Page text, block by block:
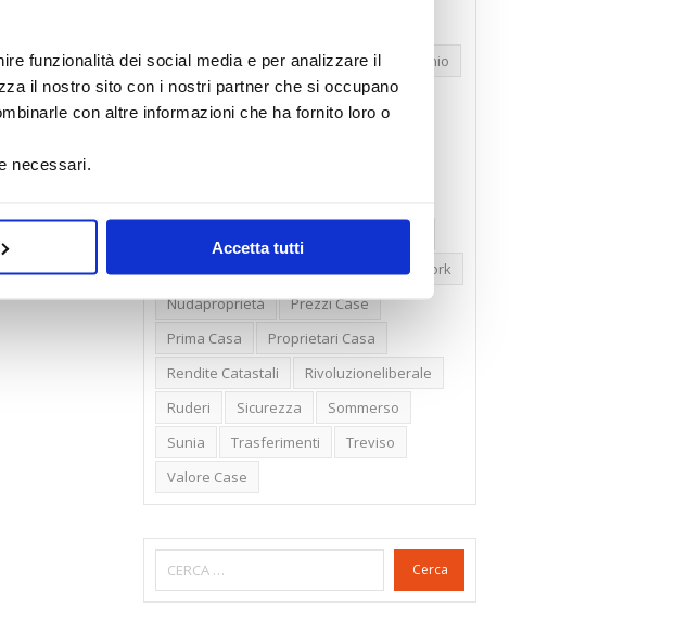
funzionalità dei social media e per analizzare il
il nostro sito con i nostri partner che si occupano
con altre informazioni che ha fornito loro o
necessari.
Accetta tutti
Compravendite Immobiliari
Condominio
Confcommercio
Confedilizia.EU
New York
Nudaproprietà
Prezzi Case
Prima Casa
Proprietari Casa
Rendite Catastali
Rivoluzioneliberale
Ruderi
Sicurezza
Sommerso
Sunia
Trasferimenti
Treviso
Valore Case
Cerca